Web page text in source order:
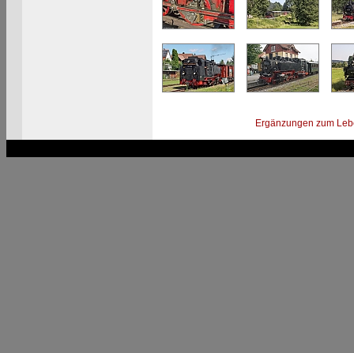
Ergänzungen zum